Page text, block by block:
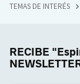
TEMAS DE INTERÉS
RECIBE